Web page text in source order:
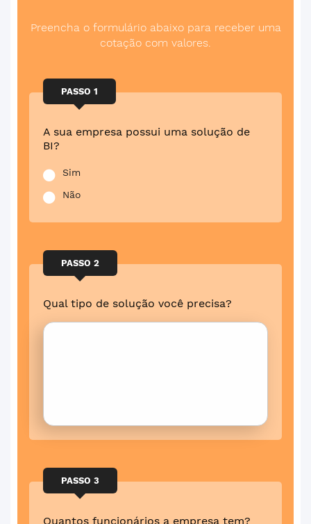
Preencha o formulário abaixo para receber uma
cotação com valores.
PASSO 1
A sua empresa possui uma solução de
BI?
Sim
Não
PASSO 2
Qual tipo de solução você precisa?
PASSO 3
Quantos funcionários a empresa tem?